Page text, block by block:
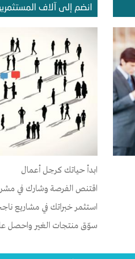
انضم إلى آلاف
ابدأ حياتك كرجل أعمال
اقتنص الفرصة وشارك في
استثمر خبراتك في مشاريع
سوّق منتجات الغير واحصل